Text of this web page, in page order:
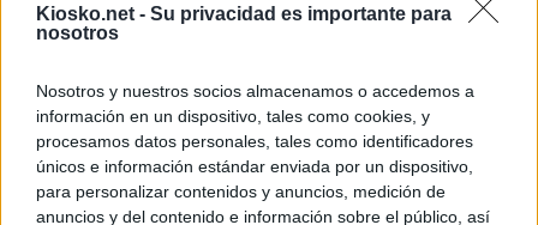
Kiosko.net - Su privacidad es importante para
nosotros
Nosotros y nuestros socios almacenamos o accedemos a
información en un dispositivo, tales como cookies, y
procesamos datos personales, tales como identificadores
únicos e información estándar enviada por un dispositivo,
para personalizar contenidos y anuncios, medición de
anuncios y del contenido e información sobre el público, así